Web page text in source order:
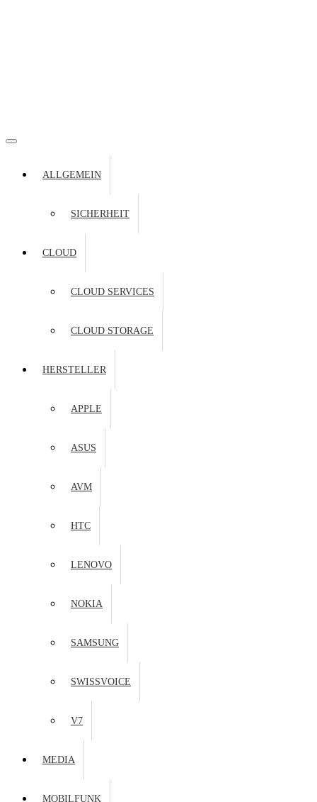
ALLGEMEIN
SICHERHEIT
CLOUD
CLOUD SERVICES
CLOUD STORAGE
HERSTELLER
APPLE
ASUS
AVM
HTC
LENOVO
NOKIA
SAMSUNG
SWISSVOICE
V7
MEDIA
MOBILFUNK